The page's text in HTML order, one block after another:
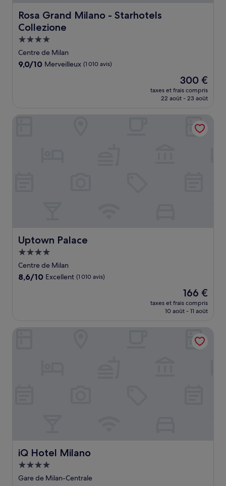
Rosa Grand Milano - Starhotels
Collezione
Rosa Grand Milano - Starhotels Collezione
Hébergement
4.0 étoiles
Centre de Milan
9.0
9,0/10 Merveilleux (1 010 avis)
Le
nouveau
prix
de
300 €
300 €
taxes et frais compris
22 août - 23 août
Uptown Palace
Uptown Palace
Hébergement
4.0 étoiles
Centre de Milan
8.6
8,6/10 Excellent (1 010 avis)
Le
nouveau
prix
de
166 €
166 €
taxes et frais compris
10 août - 11 août
iQ Hotel Milano
iQ Hotel Milano
Hébergement
4.0 étoiles
Gare de Milan-Centrale